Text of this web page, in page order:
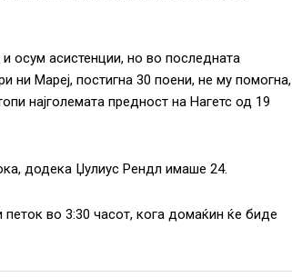
осум асистенции, но во последната
ни Мареј, постигна 30 поени, не му помогна,
најголемата предност на Нагетс од 19
додека Џулиус Рендл имаше 24.
петок во 3:30 часот, кога домаќин ќе биде